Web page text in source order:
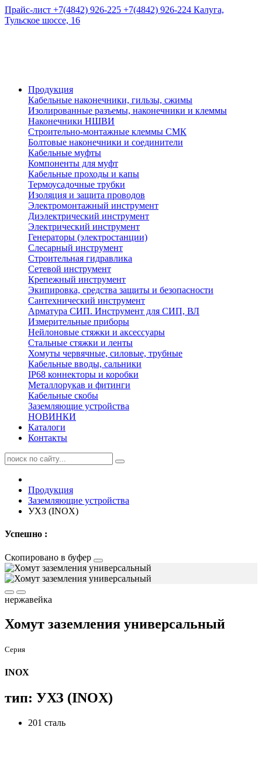
Прайс-лист +7(4842) 926-225 +7(4842) 926-224 Калуга,
Тульское шоссе, 16
Продукция
Кабельные наконечники, гильзы, сжимы
Изолированные разъемы, наконечники и клеммы
Наконечники НШВИ
Строительно-монтажные клеммы СМК
Болтовые наконечники и соединители
Кабельные муфты
Компоненты для муфт
Кабельные проходы и капы
Термоусадочные трубки
Изоляция и защита проводов
Электромонтажный инструмент
Диэлектрический инструмент
Электрический инструмент
Генераторы (электростанции)
Слесарный инструмент
Строительная гидравлика
Сетевой инструмент
Крепежный инструмент
Экипировка, средства защиты и безопасности
Сантехнический инструмент
Арматура СИП. Инструмент для СИП, ВЛ
Измерительные приборы
Нейлоновые стяжки и аксессуары
Стальные стяжки и ленты
Хомуты червячные, силовые, трубные
Кабельные вводы, сальники
IP68 коннекторы и коробки
Металлорукав и фитинги
Кабельные скобы
Заземляющие устройства
НОВИНКИ
Каталоги
Контакты
Продукция
Заземляющие устройства
УХЗ (INOX)
Успешно :
Скопировано в буфер
нержавейка
Хомут заземления универсальный
Серия
INOX
тип: УХЗ (INOX)
201 сталь